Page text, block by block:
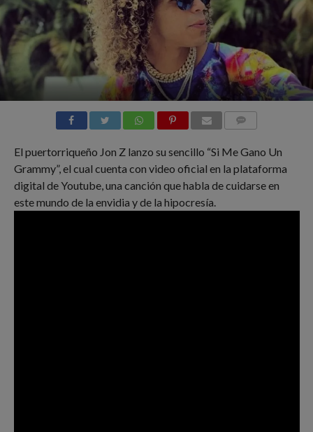
El puertorriqueño Jon Z lanzo su sencillo “Si Me Gano Un
Grammy”, el cual cuenta con video oficial en la plataforma
digital de Youtube, una canción que habla de cuidarse en
este mundo de la envidia y de la hipocresía.